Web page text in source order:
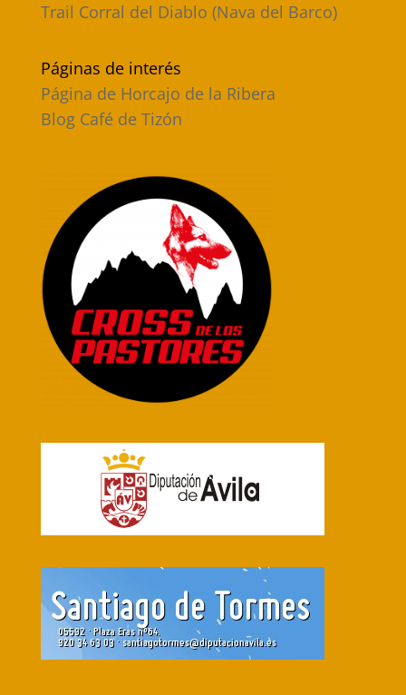
Trail Corral del Diablo (Nava del Barco)
Páginas de interés
Página de Horcajo de la Ribera
Blog Café de Tizón